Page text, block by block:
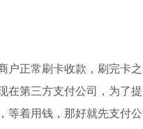
正常刷卡收款，刷完卡
在第三方支付公司，为了
着用钱，那好就先支付